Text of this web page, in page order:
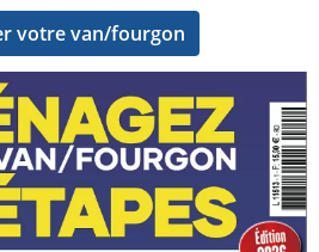
votre van/fourgon